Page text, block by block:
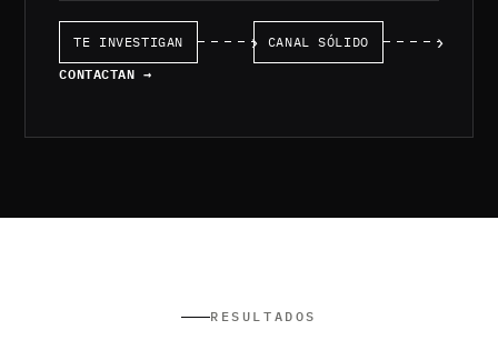
TE INVESTIGAN CANAL SÓLIDO
CONTACTAN →
RESULTADOS